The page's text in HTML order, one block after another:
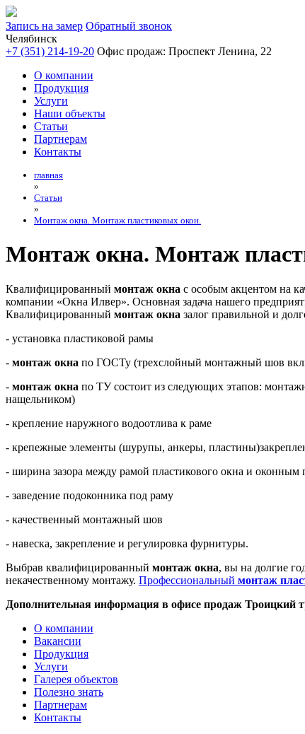
Запись на замер Обратный звонок
Челябинск
+7 (351) 214-19-20 Офис продаж: Проспект Ленина, 22
О компании
Продукция
Услуги
Наши объекты
Статьи
Партнерам
Контакты
главная
»
Статьи
»
Монтаж окна. Монтаж пластиковых окон.
Монтаж окна. Монтаж
Квалифицированный монтаж окна с особым акцентом на
компании «Окна Илвер». Основная задача нашего
Квалифицированный монтаж окна залог правильной и
- установка пластиковой рамы
- монтаж окна по ГОСТу (трехслойный монтажный шов
- монтаж окна по ТУ состоит из следующих этапов:
нащельником)
- крепление наружного водоотлива к раме
- крепежные элементы (шурупы, анкеры,
- ширина зазора между рамой пластикового окна и
- заведение подоконника под раму
- качественный монтажный шов
- навеска, закрепление и регулировка фурнитуры.
Выбрав квалифицированный монтаж окна, вы на долгие
некачественному монтажу. Профессиональный монтаж
Дополнительная информация в офисе продаж Троицкий
О компании
Вакансии
Продукция
Услуги
Галерея объектов
Полезно знать
Партнерам
Контакты